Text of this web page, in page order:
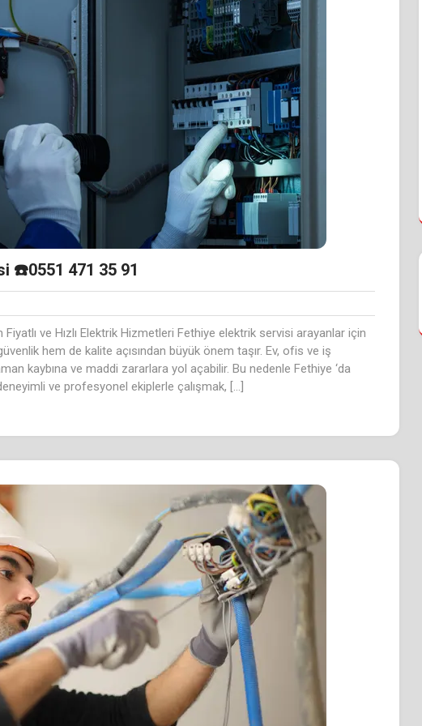
☎️0551 471 35 91
ve Hızlı Elektrik Hizmetleri Fethiye elektrik servisi arayanlar için
hem de kalite açısından büyük önem taşır. Ev, ofis ve iş
kaybına ve maddi zararlara yol açabilir. Bu nedenle Fethiye ‘da
ve profesyonel ekiplerle çalışmak, […]